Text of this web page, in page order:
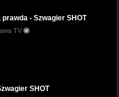
prawda - Szwagier SHOT
TV
SHOT